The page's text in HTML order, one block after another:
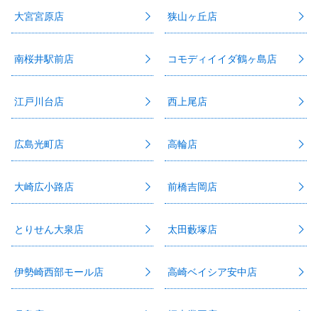
大宮宮原店 狭山ヶ丘店
南桜井駅前店 コモディイイダ鶴ヶ島店
江戸川台店 西上尾店
広島光町店 高輪店
大崎広小路店 前橋吉岡店
とりせん大泉店 太田藪塚店
伊勢崎西部モール店 高崎ベイシア安中店